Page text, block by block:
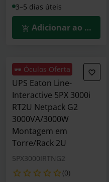
3–5 dias úteis
Adicionar ao
🕶️ Óculos Oferta
UPS Eaton Line-
Interactive 5PX 3000i
RT2U Netpack G2
3000VA/3000W
Montagem em
Torre/Rack 2U
5PX3000IRTNG2
(0)